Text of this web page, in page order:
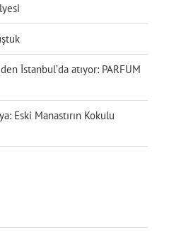
İstanbul’da atıyor: PARFUM
Eski Manastırın Kokulu